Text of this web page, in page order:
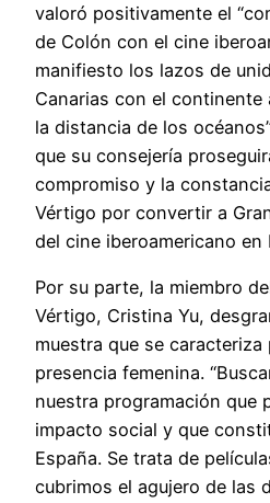
valoró positivamente el
de Colón con el cine
manifiesto los lazos de
Canarias con el continente
la distancia de los
que su consejería
compromiso y la
Vértigo por convertir a
del cine iberoamericano en
Por su parte, la miembro
Vértigo, Cristina Yu,
muestra que se
presencia femenina.
nuestra programación que
impacto social y que
España. Se trata de
cubrimos el agujero de las